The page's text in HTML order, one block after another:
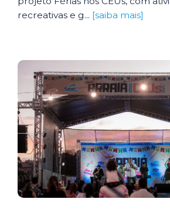
recreativas e g... [saiba mais]